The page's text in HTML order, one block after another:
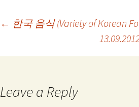
Post
navigation
← 한국 음식 (Variety of Korean
Leave a Reply